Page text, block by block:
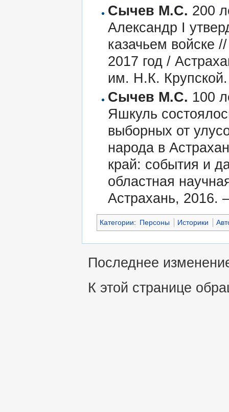
Сычев М.С. 200
Александр I
казачьем войске
2017 год /
им. Н.К.
Сычев М.С. 100
Яшкуль
выборных от
народа в
край: события и
областная
Астрахань, 2016.
Категории: Персоны Историки
Последнее
К этой странице